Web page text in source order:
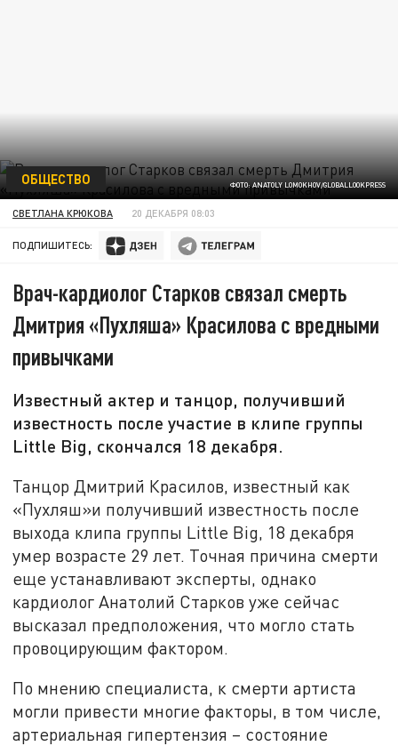
ФОТО: ANATOLY LOMOKHOV/GLOBALLOOKPRESS
ОБЩЕСТВО
СВЕТЛАНА КРЮКОВА 20 ДЕКАБРЯ 08:03
ПОДПИШИТЕСЬ:
Врач-кардиолог Старков связал смерть
Дмитрия «Пухляша» Красилова с вредными
привычками
Известный актер и танцор, получивший
известность после участие в клипе группы
Little Big, скончался 18 декабря.
Танцор Дмитрий Красилов, известный как
«Пухляш»и получивший известность после
выхода клипа группы Little Big, 18 декабря
умер возрасте 29 лет. Точная причина смерти
еще устанавливают эксперты, однако
кардиолог Анатолий Старков уже сейчас
высказал предположения, что могло стать
провоцирующим фактором.
По мнению специалиста, к смерти артиста
могли привести многие факторы, в том числе,
артериальная гипертензия – состояние